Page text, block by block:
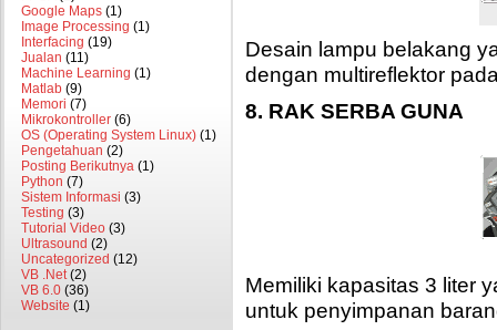
Google Maps (1)
Image Processing (1)
Interfacing (19)
Jualan (11)
Machine Learning (1)
Matlab (9)
Memori (7)
Mikrokontroller (6)
OS (Operating System Linux) (1)
Pengetahuan (2)
Posting Berikutnya (1)
Python (7)
Sistem Informasi (3)
Testing (3)
Tutorial Video (3)
Ultrasound (2)
Uncategorized (12)
VB .Net(2)
VB 6.0 (36)
Website (1)
Desain lampu belakang
dengan multireflektor
8. RAK SERBA GUNA
Memiliki kapasitas 3 liter
untuk penyimpanan